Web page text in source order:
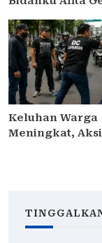
yang Benar
Peringatan
Sedunia 2026
Keluhan Warga
Meningkat,